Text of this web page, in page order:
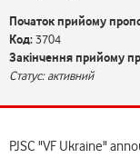
Початок прийому
Код:3704
Закінчення прийому
Статус: активний
PJSC "VF Ukraine"